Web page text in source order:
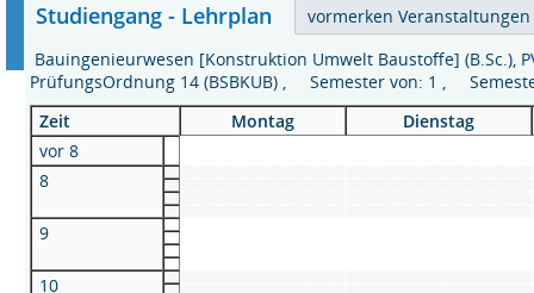
Studiengang - Lehrplan
Bauingenieurwesen [Konstruktion Umwelt Baustoffe] (B.Sc.),
PrüfungsOrdnung 14 (BSBKUB) , Semester von: 1 ,
Zeit
Montag
Dienstag
vor 8
8
9
10